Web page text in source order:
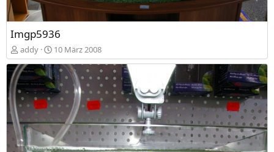
Imgp5936
addy 10 März 2008